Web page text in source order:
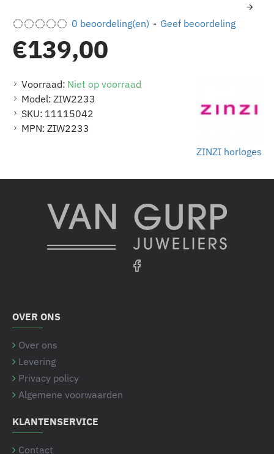
Voorraad: Niet op voorraad
Model: ZIW2233
SKU: 11115042
MPN: ZIW2233
ZINZI horloges
0 beoordeling(en) - Geef beoordeling
€139,00
OVER ONS
Over ons
Levering
Privacy policy
Algemene voorwaarden
KLANTENSERVICE
Contact